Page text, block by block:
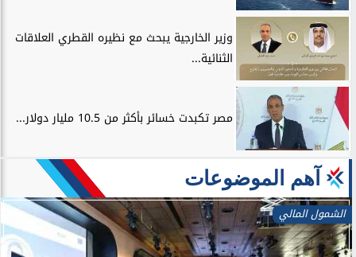
وزير الخارجية يبحث مع نظيره القطري العلاقات
الثنائية...
مصر تكبدت خسائر بأكثر من 10.5 مليار دولار...
آهم الموضوعات
الشمول المالي